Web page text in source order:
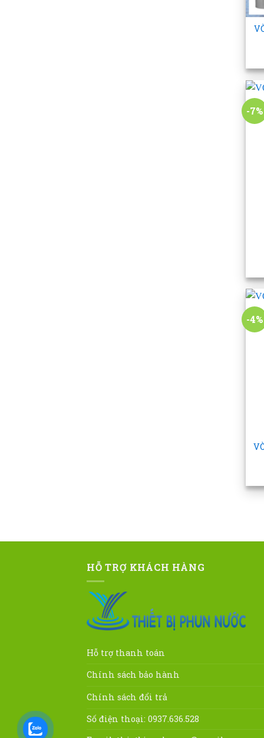
-7%
-4%
HỖ TRỢ KHÁCH HÀNG
Hỗ trợ thanh toán
Chính sách bảo hành
Chính sách đổi trả
Số điện thoại: 0937.636.528